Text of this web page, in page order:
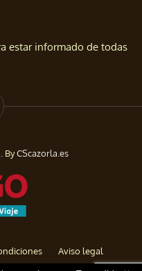
estar informado de todas
ByCScazorla.es
Aviso legal